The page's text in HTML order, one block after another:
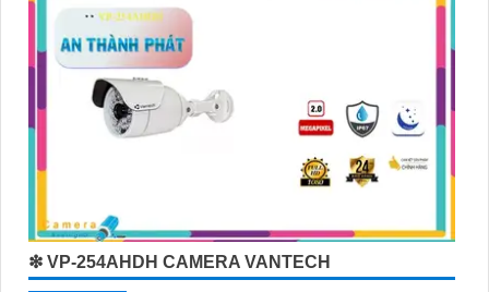
❇ VP-254AHDH CAMERA VANTECH